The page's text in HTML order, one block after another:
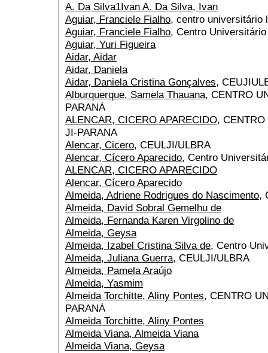
A. Da Silva1Ivan A. Da Silva, Ivan
Aguiar, Franciele Fialho, centro universitário
Aguiar, Franciele Fialho, Centro
Aguiar, Yuri Figueira
Aidar, Aidar
Aidar, Daniela
Aidar, Daniela Cristina Gonçalves,
Alburquerque, Samela Thauana, CENTRO
PARANÁ
ALENCAR, CICERO APARECIDO,
JI-PARANA
Alencar, Cicero, CEULJI/ULBRA
Alencar, Cícero Aparecido, Centro
ALENCAR, CICERO APARECIDO
Alencar, Cícero Aparecido
Almeida, Adriene Rodrigues do Nascimento,
Almeida, David Sobral Gemelhu de
Almeida, Fernanda Karen Virgolino de
Almeida, Geysa
Almeida, Izabel Cristina Silva de, Centro
Almeida, Juliana Guerra, CEULJI/ULBRA
Almeida, Pamela Araújo
Almeida, Yasmim
Almeida Torchitte, Aliny Pontes, CENTRO
PARANÁ
Almeida Torchitte, Aliny Pontes
Almeida Viana, Almeida Viana
Almeida Viana, Geysa